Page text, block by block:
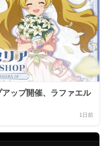
アップ開催、ラファエル
1日前